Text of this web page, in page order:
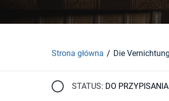
Strona główna
STATUS: DO PRZYPISANIA